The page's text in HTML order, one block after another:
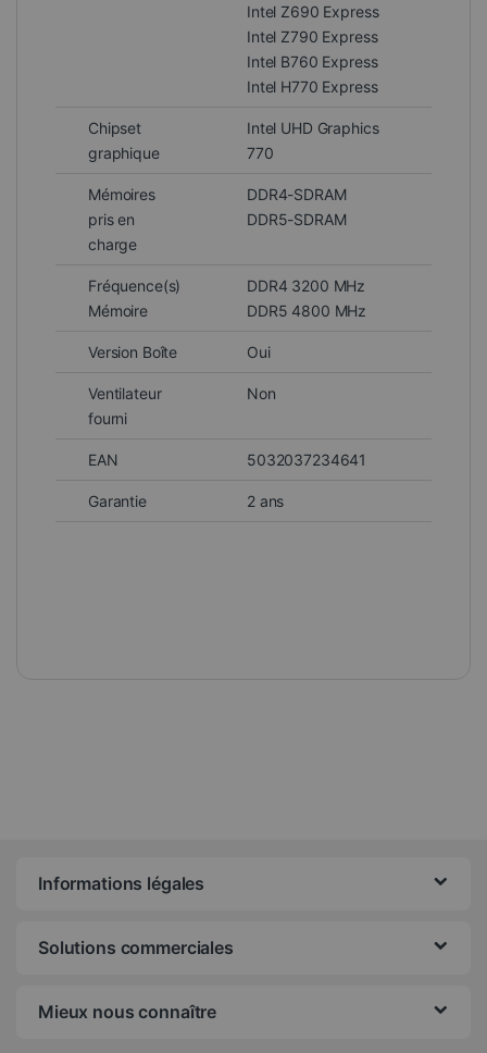
Intel Z690 Express
Intel Z790 Express
Intel B760 Express
Intel H770 Express
Chipset
graphique
Intel UHD Graphics
770
Mémoires
pris en
charge
DDR4-SDRAM
DDR5-SDRAM
Fréquence(s)
Mémoire
DDR4 3200 MHz
DDR5 4800 MHz
Version Boîte Oui
Ventilateur
fourni
Non
EAN 5032037234641
Garantie 2 ans
Informations légales
Solutions commerciales
Mieux nous connaître